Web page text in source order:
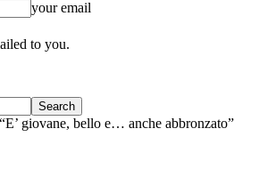
your email
to you.
“E’ giovane, bello e… anche abbronzato”